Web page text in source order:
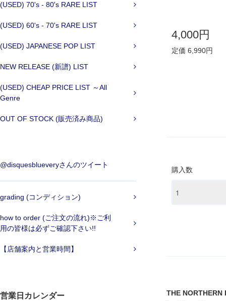
(USED) 70's - 80's RARE LIST
(USED) 60's - 70's RARE LIST
(USED) JAPANESE POP LIST
NEW RELEASE (新譜) LIST
(USED) CHEAP PRICE LIST ～All
Genre
OUT OF STOCK (販売済み商品)
@disquesblueveryさんのツイート
grading (コンディション)
how to order (ご注文の流れ)※ご利
用の皆様は必ずご確認下さい!!
【店舗案内と営業時間】
営業日カレンダー
4,000円
定価 6,990円
購入数
THE